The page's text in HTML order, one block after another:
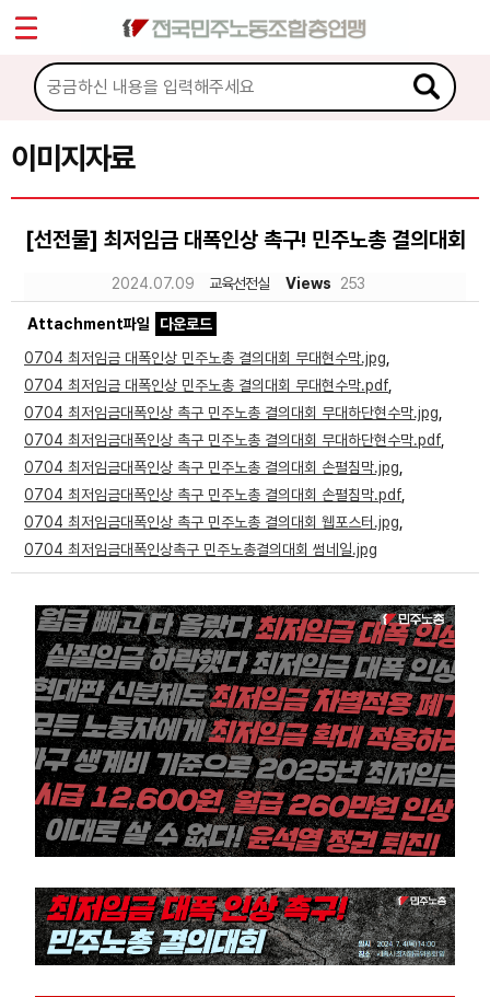
이미지자료
[선전물] 최저임금 대폭인상 촉구! 민주노총 결의대회
2024.07.09 교육선전실 Views 253
Attachment파일
다운로드
0704 최저임금 대폭인상 민주노총 결의대회 무대현수막.jpg
0704 최저임금 대폭인상 민주노총 결의대회 무대현수막.pdf
0704 최저임금대폭인상 촉구 민주노총 결의대회 무대하단현수막.jpg
0704 최저임금대폭인상 촉구 민주노총 결의대회 무대하단현수막.pdf
0704 최저임금대폭인상 촉구 민주노총 결의대회 손펼침막.jpg
0704 최저임금대폭인상 촉구 민주노총 결의대회 손펼침막.pdf
0704 최저임금대폭인상 촉구 민주노총 결의대회 웹포스터.jpg
0704 최저임금대폭인상촉구 민주노총결의대회 썸네일.jpg
마이페이지
소개
소식
문서자료
이미지자료
미디어자료
카드뉴스
부설기관
업무
Sketchbook5, 스케치북5
Sketchbook5, 스케치북5